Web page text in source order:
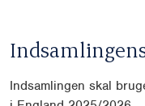
Indsamlingen skal